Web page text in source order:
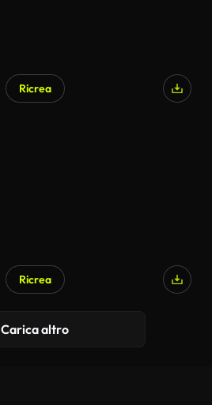
Ricrea
Ricrea
Carica altro